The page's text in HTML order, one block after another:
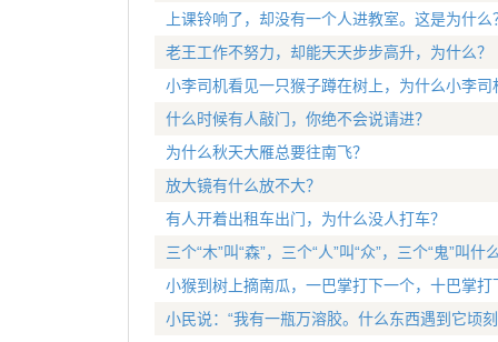
上课铃响了，却没有一个人进教室。这是为什么
老王工作不努力，却能天天步步高升，为什么？
小李司机看见一只猴子蹲在树上，为什么小李司
什么时候有人敲门，你绝不会说请进？
为什么秋天大雁总要往南飞？
放大镜有什么放不大？
有人开着出租车出门，为什么没人打车？
三个“木”叫“森”，三个“人”叫“众”，三个“鬼”叫什
小猴到树上摘南瓜，一巴掌打下一个，十巴掌打
小民说：“我有一瓶万溶胶。什么东西遇到它顷